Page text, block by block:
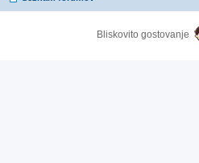
Bliskovito gostovanje